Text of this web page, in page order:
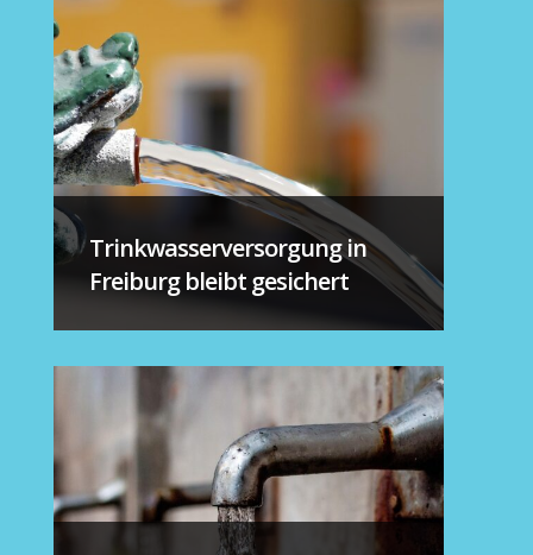
Trinkwasserversorgung in
Freiburg bleibt gesichert